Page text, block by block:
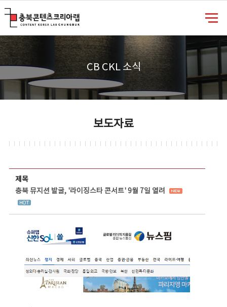
CB CKL 소식
보도자료
제목
충북 뮤지션 발굴, '라이징스타 콘서트' 9월 7일 열려